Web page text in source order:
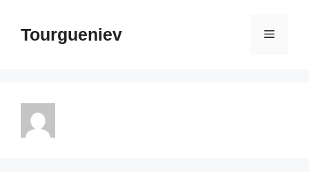
contenuTourgueniev Menu